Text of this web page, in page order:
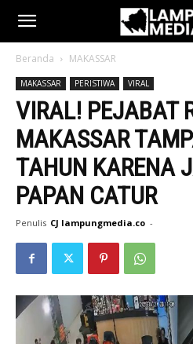
Beranda MAKASSAR
MAKASSAR PERISTIWA VIRAL
VIRAL! PEJABAT
MAKASSAR
TAHUN KARENA
PAPAN CATUR
Penulis CJ lampungmedia.co -